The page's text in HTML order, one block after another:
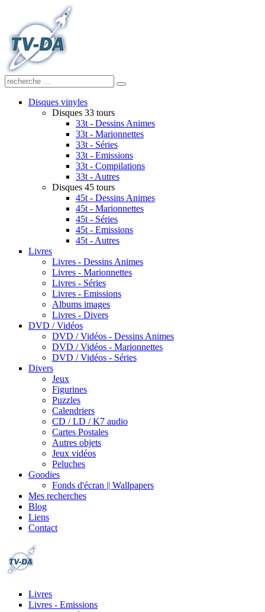
Disques vinyles
Disques 33 tours
33t - Dessins Animes
33t - Marionnettes
33t - Séries
33t - Emissions
33t - Compilations
33t - Autres
Disques 45 tours
45t - Dessins Animes
45t - Marionnettes
45t - Séries
45t - Emissions
45t - Autres
Livres
Livres - Dessins Animes
Livres - Marionnettes
Livres - Séries
Livres - Emissions
Albums images
Livres - Divers
DVD / Vidéos
DVD / Vidéos - Dessins Animes
DVD / Vidéos - Marionnettes
DVD / Vidéos - Séries
Divers
Jeux
Figurines
Puzzles
Calendriers
CD / LD / K7 audio
Cartes Postales
Autres objets
Jeux vidéos
Peluches
Goodies
Fonds d'écran || Wallpapers
Mes recherches
Blog
Liens
Contact
Livres
Livres - Emissions